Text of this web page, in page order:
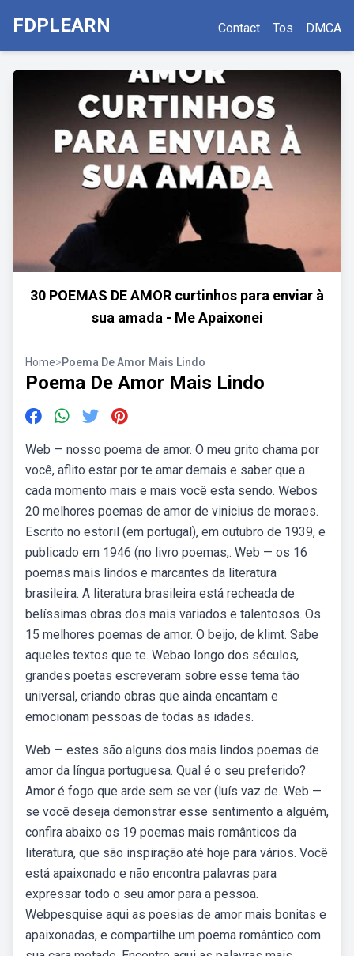
FDPLEARN Contact Tos DMCA
30 POEMAS DE AMOR curtinhos para enviar à
sua amada - Me Apaixonei
Home>Poema De Amor Mais Lindo
Poema De Amor Mais Lindo
Web — nosso poema de amor. O meu grito chama por
você, aflito estar por te amar demais e saber que a
cada momento mais e mais você esta sendo. Webos
20 melhores poemas de amor de vinicius de moraes.
Escrito no estoril (em portugal), em outubro de 1939, e
publicado em 1946 (no livro poemas,. Web — os 16
poemas mais lindos e marcantes da literatura
brasileira. A literatura brasileira está recheada de
belíssimas obras dos mais variados e talentosos. Os
15 melhores poemas de amor. O beijo, de klimt. Sabe
aqueles textos que te. Webao longo dos séculos,
grandes poetas escreveram sobre esse tema tão
universal, criando obras que ainda encantam e
emocionam pessoas de todas as idades.
Web — estes são alguns dos mais lindos poemas de
amor da língua portuguesa. Qual é o seu preferido?
Amor é fogo que arde sem se ver (luís vaz de. Web —
se você deseja demonstrar esse sentimento a alguém,
confira abaixo os 19 poemas mais românticos da
literatura, que são inspiração até hoje para vários. Você
está apaixonado e não encontra palavras para
expressar todo o seu amor para a pessoa.
Webpesquise aqui as poesias de amor mais bonitas e
apaixonadas, e compartilhe um poema romântico com